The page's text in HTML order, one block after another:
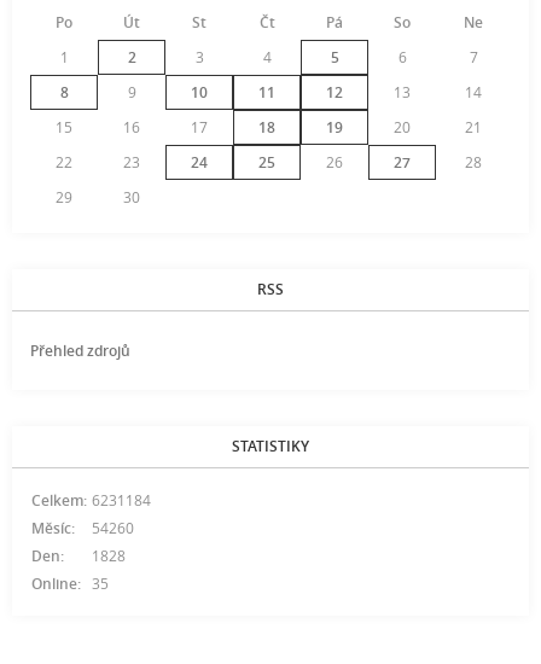
Po
Út St Čt Pá So
Ne
1
2 3 4 5 6
7
8
9 10 11 12 13
14
15
16 17 18 19 20
21
22
23 24 25 26 27
28
29
30
RSS
Přehled zdrojů
STATISTIKY
Online: 35
Celkem: 6231184
Měsíc:
54260
Den:
1828